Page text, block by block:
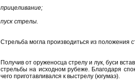
прицеливание;
пуск стрелы.
Стрельба могла производиться из положения
Получив от оруженосца стрелу и лук, буси
стрельбы на исходном рубеже. Благодаря
чего приготавливался к выстрелу (югумаэ).